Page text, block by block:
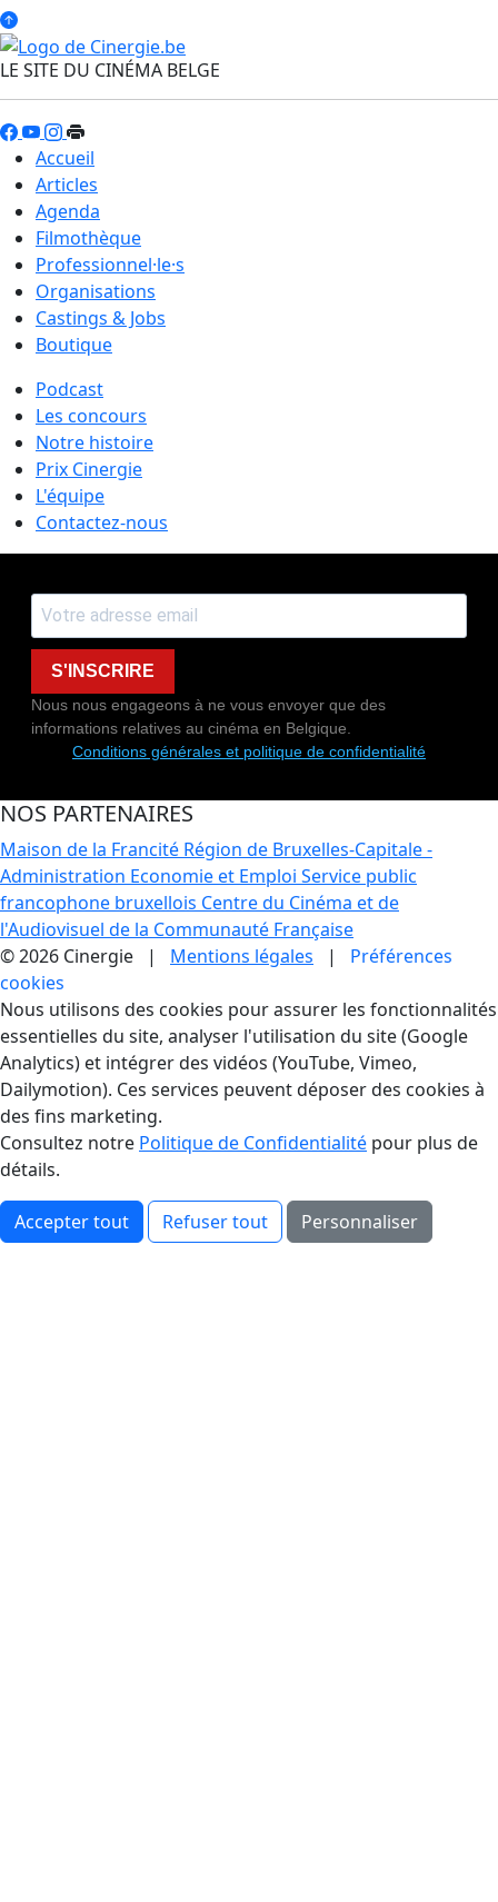
LE SITE DU CINÉMA BELGE
Accueil
Articles
Agenda
Filmothèque
Professionnel·le·s
Organisations
Castings & Jobs
Boutique
Podcast
Les concours
Notre histoire
Prix Cinergie
L'équipe
Contactez-nous
S'INSCRIRE
Nous nous engageons à ne vous envoyer que des
informations relatives au cinéma en Belgique.
Conditions générales et politique de confidentialité
NOS PARTENAIRES
Maison de la Francité Région de Bruxelles-Capitale -
Administration Economie et Emploi Service public
francophone bruxellois Centre du Cinéma et de
l'Audiovisuel de la Communauté Française
© 2026 Cinergie | Mentions légales | Préférences
cookies
Gestion des Cookies
Nous utilisons des cookies pour assurer les fonctionnalités
essentielles du site, analyser l'utilisation du site (Google
Analytics) et intégrer des vidéos (YouTube, Vimeo,
Dailymotion). Ces services peuvent déposer des cookies à
des fins marketing.
Consultez notre Politique de Confidentialité pour plus de
détails.
Accepter tout Refuser tout Personnaliser